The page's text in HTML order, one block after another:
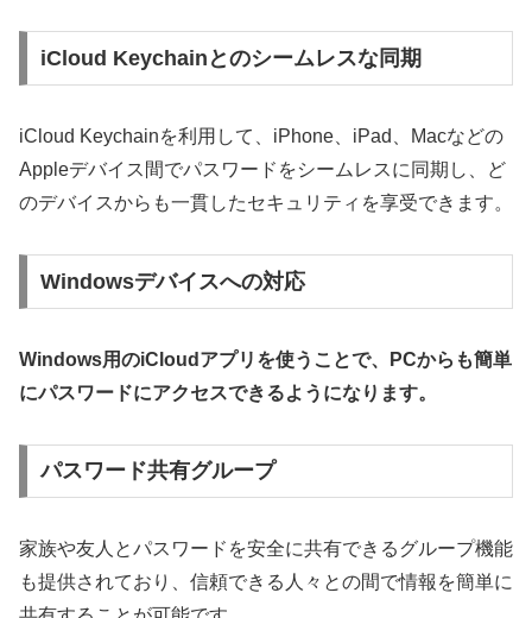
iCloud Keychainとのシームレスな同期
iCloud Keychainを利用して、iPhone、iPad、Macなどの
Appleデバイス間でパスワードをシームレスに同期し、ど
のデバイスからも一貫したセキュリティを享受できます。
Windowsデバイスへの対応
Windows用のiCloudアプリを使うことで、PCからも簡単
にパスワードにアクセスできるようになります。
パスワード共有グループ
家族や友人とパスワードを安全に共有できるグループ機能
も提供されており、信頼できる人々との間で情報を簡単に